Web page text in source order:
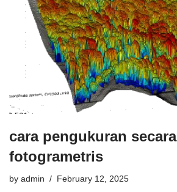
cara pengukuran secara
fotogrametris
by admin February 12, 2025